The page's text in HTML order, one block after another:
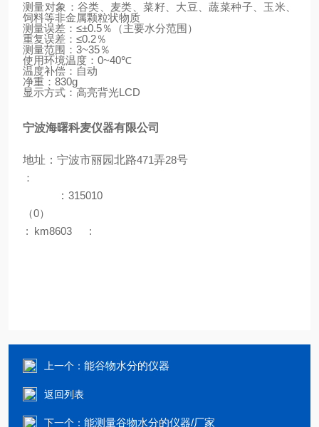
测量对象：谷类、麦类、菜籽、大豆、蔬菜种子、玉米、
饲料等非金属颗粒状物质
测量误差： ≤±0.5％（主要水分范围）
重复误差： ≤0.2％
测量范围： 3~35％
使用环境温度： 0~40℃
温度补偿：自动
净重： 830g
显示方式：高亮背光LCD
宁波海曙科麦仪器有限公司
地址：宁波市丽园北路471弄28号
：
： 315010
（0）
: km8603 :
上一个： 能谷物水分的仪器
返回列表
下一个： 能测量谷物水分的仪器/厂家